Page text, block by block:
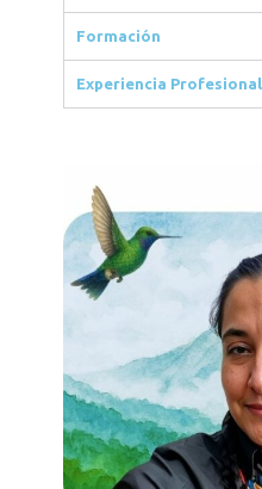
Formación
Experiencia Profesional